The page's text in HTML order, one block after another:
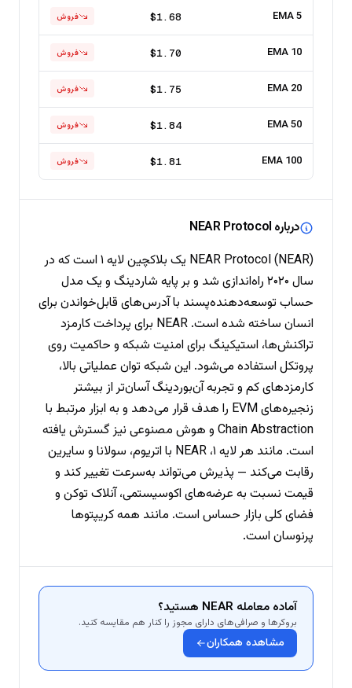
EMA 5
$1.68 فروش
EMA 10
$1.70 فروش
EMA 20
$1.75 فروش
EMA 50
$1.84 فروش
EMA 100
$1.81 فروش
درباره NEAR Protocol
NEAR Protocol (NEAR) یک بلاکچین لایه ۱ است که در
سال ۲۰۲۰ راه‌اندازی شد و بر پایه شاردینگ و یک مدل
حساب توسعه‌دهنده‌پسند با آدرس‌های قابل‌خواندن برای
انسان ساخته شده است. NEAR برای پرداخت کارمزد
تراکنش‌ها، استیکینگ برای امنیت شبکه و حاکمیت روی
پروتکل استفاده می‌شود. این شبکه توان عملیاتی بالا،
کارمزدهای کم و تجربه آن‌بوردینگ آسان‌تر از بیشتر
زنجیره‌های EVM را هدف قرار می‌دهد و به ابزار مرتبط با
Chain Abstraction و هوش مصنوعی نیز گسترش یافته
است. مانند هر لایه ۱، NEAR با اتریوم، سولانا و سایرین
رقابت می‌کند — پذیرش می‌تواند به‌سرعت تغییر کند و
قیمت نسبت به عرضه‌های اکوسیستمی، آنلاک توکن و
فضای کلی بازار حساس است. مانند همه کریپتوها
پرنوسان است.
آماده معامله NEAR هستید؟
بروکرها و صرافی‌های دارای مجوز را کنار هم مقایسه کنید.
مشاهده همکاران